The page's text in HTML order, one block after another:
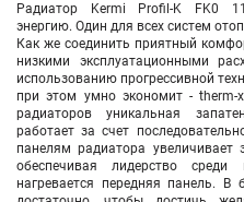
Радиатор Kermi Profil-K FK0
энергию. Один для всех систем
Как же соединить приятный
низкими эксплуатационными
использованию прогрессивной
при этом умно экономит -
радиаторов уникальная
работает за счет
панелям радиатора увеличивает
обеспечивая лидерство среди
нагревается передняя панель. В